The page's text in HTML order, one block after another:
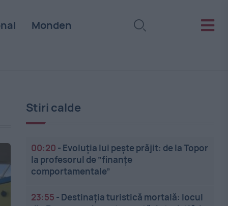
Monden
Stiri calde
00:20 - Evoluția lui pește prăjit: de la Topor
la profesorul de ”finanțe
comportamentale”
23:55 - Destinația turistică mortală: locul